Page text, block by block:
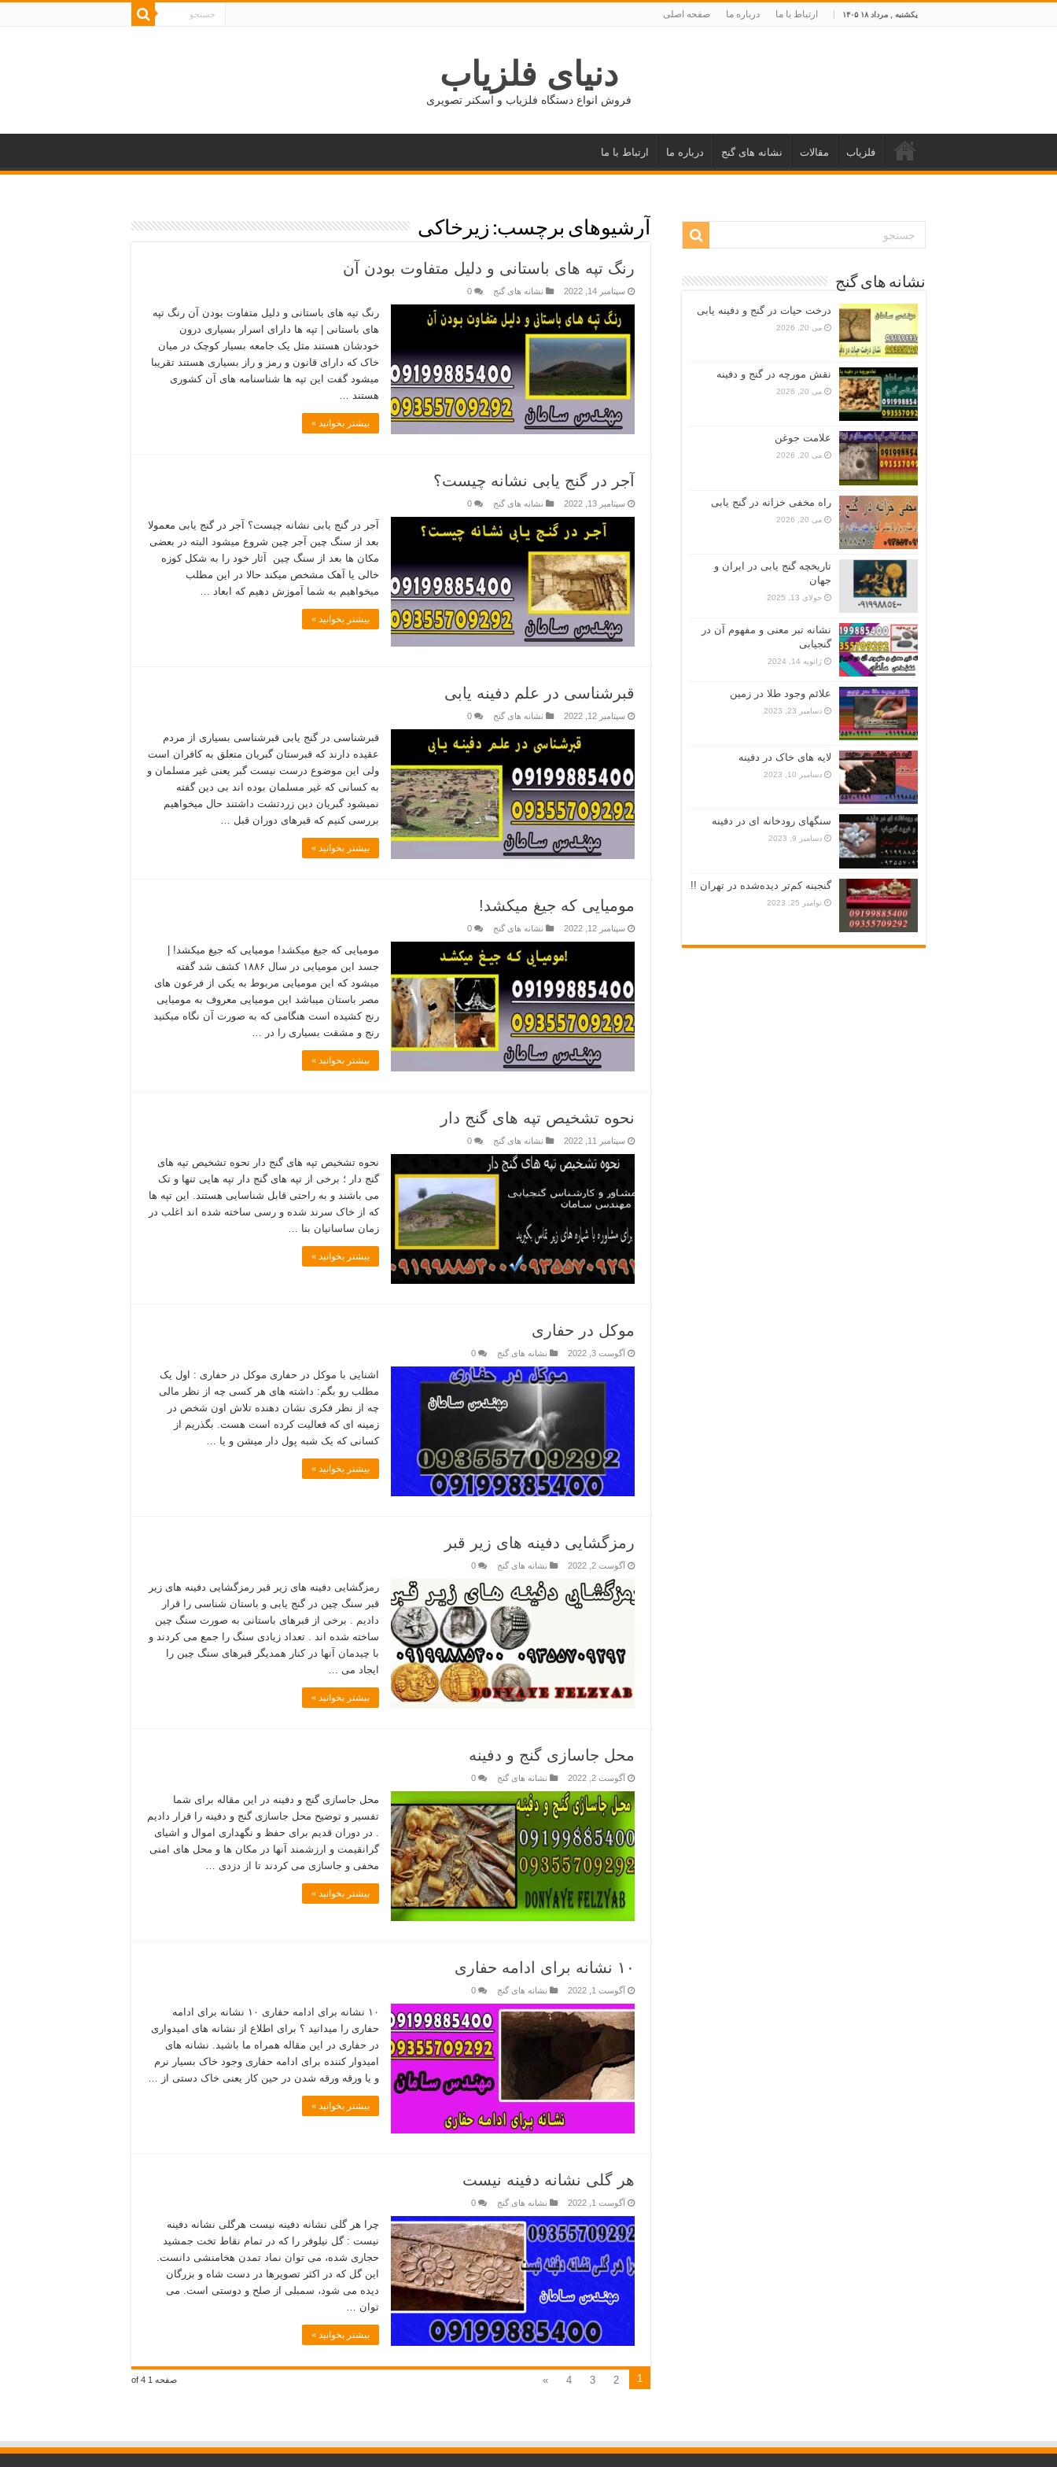
یکشنبه , مرداد ۱۸ ۱۴۰۵ ارتباط با ما درباره ما صفحه اصلی
دنیای فلزیاب
فروش انواع دستگاه فلزیاب و اسکنر تصویری
فلزیاب مقالات نشانه های گنج درباره ما ارتباط با ما
آرشیوهای برچسب: زیرخاکی
رنگ تپه های باستانی و دلیل متفاوت بودن آن
سپتامبر 14, 2022 نشانه های گنج 0
رنگ تپه های باستانی و دلیل متفاوت بودن آن رنگ تپه
های باستانی | تپه ها دارای اسرار بسیاری درون
خودشان هستند مثل یک جامعه بسیار کوچک در میان
خاک که دارای قانون و رمز و راز بسیاری هستند تقریبا
میشود گفت این تپه ها شناسنامه های آن کشوری
هستند …
بیشتر بخوانید »
آجر در گنج یابی نشانه چیست؟
سپتامبر 13, 2022 نشانه های گنج 0
آجر در گنج یابی نشانه چیست؟ آجر در گنج یابی معمولا
بعد از سنگ چین آجر چین شروع میشود البته در بعضی
مکان ھا بعد از سنگ چین آثار خود را به شکل کوزه
خالی یا آھک مشخص میکند حالا در این مطلب
میخواهیم به شما آموزش دهیم که ابعاد …
بیشتر بخوانید »
قبرشناسی در علم دفینه یابی
سپتامبر 12, 2022 نشانه های گنج 0
قبرشناسی در گنج یابی قبرشناسی بسیاری از مردم
عقیده دارند که قبرستان گبریان متعلق به کافران است
ولی این موضوع درست نیست گبر یعنی غیر مسلمان و
به کسانی که غیر مسلمان بوده اند بی دین گفته
نمیشود گبریان دین زردتشت داشتند حال میخواهیم
بررسی کنیم که قبرهای دوران قبل …
بیشتر بخوانید »
مومیایی که جیغ میکشد!
سپتامبر 12, 2022 نشانه های گنج 0
مومیایی که جیغ میکشد! مومیایی که جیغ میکشد! |
جسد این مومیایی در سال ۱۸۸۶ کشف شد گفته
میشود که این مومیایی مربوط به یکی از فرعون های
مصر باستان میباشد این مومیایی معروف به مومیایی
رنج کشیده است هنگامی که به صورت آن نگاه میکنید
رنج و مشقت بسیاری را در …
بیشتر بخوانید »
نحوه تشخیص تپه های گنج دار
سپتامبر 11, 2022 نشانه های گنج 0
نحوه تشخیص تپه های گنج دار نحوه تشخیص تپه های
گنج دار ؛ برخی از تپه های گنج دار تپه هایی تنها و تک
می باشند و به راحتی قابل شناسایی هستند. این تپه ها
که از خاک سرند شده و رسی ساخته شده اند اغلب در
زمان ساسانیان بنا …
بیشتر بخوانید »
موکل در حفاری
آگوست 3, 2022 نشانه های گنج 0
اشنایی با موکل در حفاری موکل در حفاری : اول یک
مطلب رو بگم: داشته های هر کسی چه از نظر مالی
چه از نظر فکری نشان دهنده تلاش اون شخص در
زمینه ای که فعالیت کرده است هست. بگذریم از
کسانی که یک شبه پول دار میشن و یا …
بیشتر بخوانید »
رمزگشایی دفینه های زیر قبر
آگوست 2, 2022 نشانه های گنج 0
رمزگشایی دفینه های زیر قبر رمزگشایی دفینه های زیر
قبر سنگ چین در گنج یابی و باستان شناسی را قرار
دادیم . برخی از قبرهای باستانی به صورت سنگ چین
ساخته شده اند . تعداد زیادی سنگ را جمع می کردند و
با چیدمان آنها در کنار همدیگر قبرهای سنگ چین را
ایجاد می …
بیشتر بخوانید »
محل جاسازی گنج و دفینه
آگوست 2, 2022 نشانه های گنج 0
محل جاسازی گنج و دفینه در این مقاله برای شما
تفسیر و توضیح محل جاسازی گنج و دفینه را قرار دادیم
. در دوران قدیم برای حفظ و نگهداری اموال و اشیای
گرانقیمت و ارزشمند آنها در مکان ها و محل های امنی
مخفی و جاسازی می کردند تا از دزدی …
بیشتر بخوانید »
۱۰ نشانه برای ادامه حفاری
آگوست 1, 2022 نشانه های گنج 0
۱۰ نشانه برای ادامه حفاری ۱۰ نشانه برای ادامه
حفاری را میدانید ؟ برای اطلاع از نشانه های امیدواری
در حفاری در این مقاله همراه ما باشید. نشانه های
امیدوار کننده برای ادامه حفاری وجود خاک بسیار نرم
و یا ورقه ورقه شدن در حین کار یعنی خاک دستی از …
بیشتر بخوانید »
هر گلی نشانه دفینه نیست
آگوست 1, 2022 نشانه های گنج 0
چرا هر گلی نشانه دفینه نیست هرگلی نشانه دفینه
نیست : گل نیلوفر را که در تمام نقاط تخت جمشید
حجاری شده، می توان نماد تمدن هخامنشی دانست.
این گل که در اکثر تصویرها در دست شاه و بزرگان
دیده می شود، سمبلی از صلح و دوستی است. می
توان …
بیشتر بخوانید »
صفحه 1 of 4 1
2
3
4
»
نشانه های گنج
درخت حیات در گنج و دفینه یابی
می 20, 2026
نقش مورچه در گنج و دفینه
می 20, 2026
علامت جوغن
می 20, 2026
راه مخفی خزانه در گنج یابی
می 20, 2026
تاریخچه گنج‌ یابی در ایران و
جهان
جولای 13, 2025
نشانه تبر معنی و مفهوم آن در
گنجیابی
ژانویه 14, 2024
علائم وجود طلا در زمین
دسامبر 23, 2023
لایه های خاک در دفینه
دسامبر 10, 2023
سنگهای رودخانه ای در دفینه
دسامبر 9, 2023
گنجینه کم‌تر دیده‌شده در تهران !!
نوامبر 25, 2023